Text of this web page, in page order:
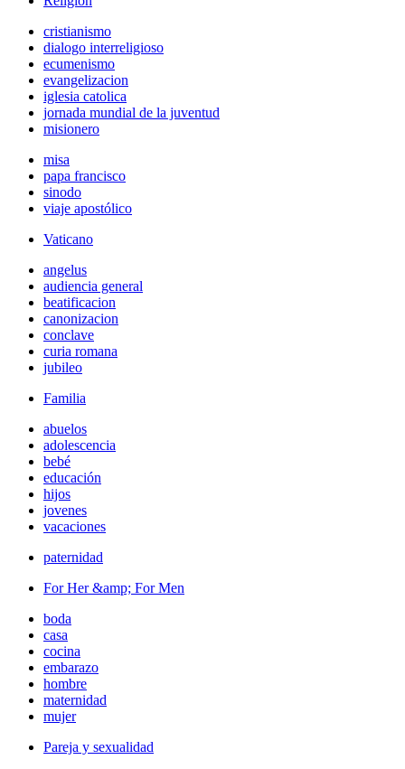
cristianismo
dialogo interreligioso
ecumenismo
evangelizacion
iglesia catolica
jornada mundial de la juventud
misionero
misa
papa francisco
sinodo
viaje apostólico
Vaticano
angelus
audiencia general
beatificacion
canonizacion
conclave
curia romana
jubileo
Familia
abuelos
adolescencia
bebé
educación
hijos
jovenes
vacaciones
paternidad
For Her &amp; For Men
boda
casa
cocina
embarazo
hombre
maternidad
mujer
Pareja y sexualidad